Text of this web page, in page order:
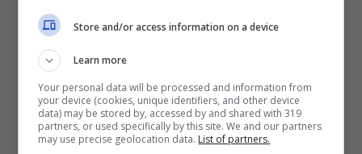
primo turno, e Berrettini al secondo in un
derby soffertissimo durato quasi quattro ore.
Wimbledon, Sinner
prosegue e riceve un
Store and/or access information on a device
Learn more
Your personal data will be processed and information from
your device (cookies, unique identifiers, and other device
data) may be stored by, accessed by and shared with 319
partners, or used specifically by this site. We and our partners
may use precise geolocation data. List of partners.